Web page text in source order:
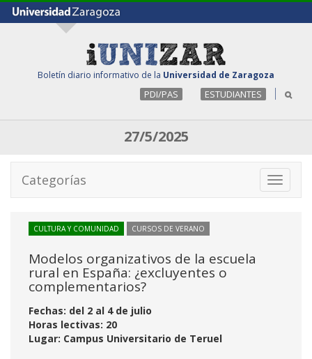
Boletín diario informativo de la Universidad de Zaragoza
PDI/PAS ESTUDIANTES
27/5/2025
Toggle
Categorías
CULTURA Y COMUNIDAD CURSOS DE VERANO
Modelos organizativos de la escuela
rural en España: ¿excluyentes o
complementarios?
Fechas: del 2 al 4 de julio
Horas lectivas: 20
Lugar: Campus Universitario de Teruel